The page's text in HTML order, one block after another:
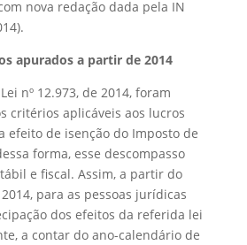
nova redação dada pela IN
apurados a partir de 2014
nº 12.973, de 2014, foram
critérios aplicáveis aos lucros
efeito de isenção do Imposto de
forma, esse descompasso
e fiscal. Assim, a partir do
para as pessoas jurídicas
dos efeitos da referida lei
a contar do ano-calendário de